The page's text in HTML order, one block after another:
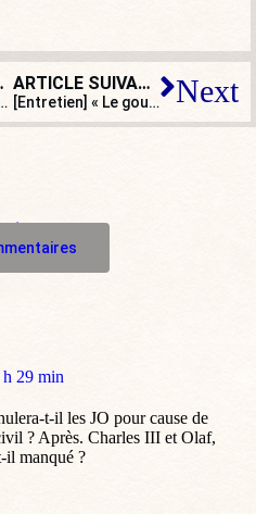
: le maire de Pontoise attaqué
ARTICLE SUIVANT
[Entretien] « Le gouvernement ne laisse pas faire, il est dépassé » Next
29 min
t-il les JO pour cause de
? Après. Charles III et Olaf,
il manqué ?